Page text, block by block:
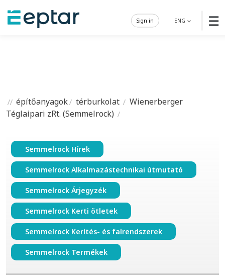
☰
ENG
Sign in
építőanyagok térburkolat
Wienerberger
Téglaipari zRt. (Semmelrock)
Semmelrock Hírek
Semmelrock Alkalmazástechnikai útmutató
Semmelrock Árjegyzék
Semmelrock Kerti ötletek
Semmelrock Kerítés- és falrendszerek
Semmelrock Termékek